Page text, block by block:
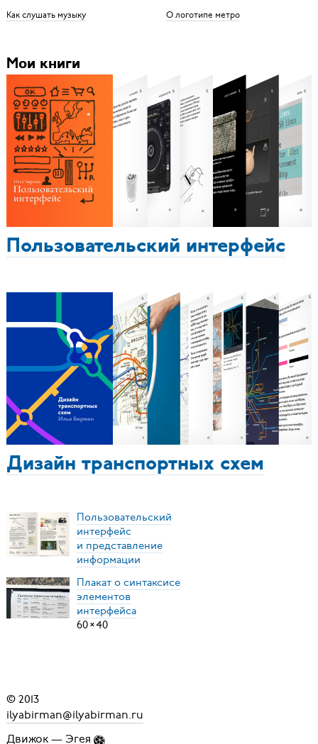
Как слушать музыку О логотипе метро
Мои книги
Пользовательский интерфейс
Дизайн транспортных схем
Пользовательский
интерфейс
и представление
информации
Плакат о синтаксисе
элементов
интерфейса
60×40
© 2013
ilyabirman@ilyabirman.ru
Движок — Эгея